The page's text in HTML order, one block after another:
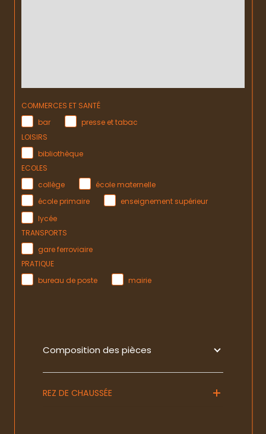
COMMERCES ET SANTÉ
bar
presse et tabac
LOISIRS
bibliothèque
ECOLES
collège
école maternelle
école primaire
enseignement supérieur
lycée
TRANSPORTS
gare ferroviaire
PRATIQUE
bureau de poste
mairie
Composition des pièces
REZ DE CHAUSSÉE